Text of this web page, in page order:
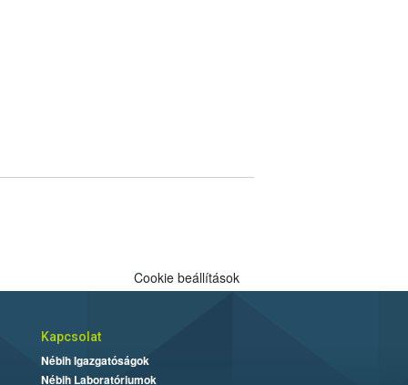
Cookie beállítások
Kapcsolat
Nébih Igazgatóságok
Nébih Laboratóriumok